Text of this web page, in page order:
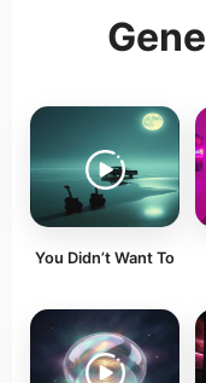
You Didn’t Want To